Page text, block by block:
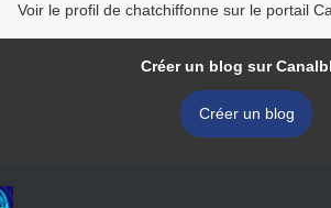
Voir le profil de chatchiffonne sur le portail
Créer un blog sur
Créer un blog